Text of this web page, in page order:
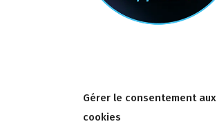
Gérer le consentement aux
cookies
4 rue de la Tour 85150 Les Achards